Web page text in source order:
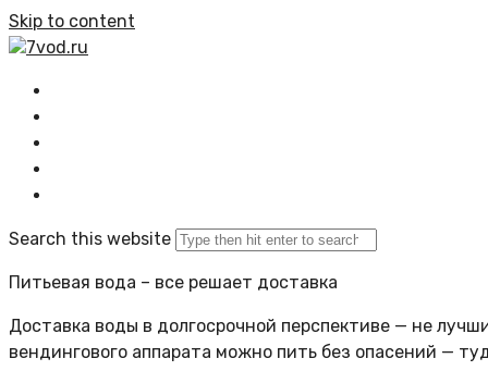
Skip to content
7vod.ru
Search this website
Питьевая вода – все решает доставка
Доставка воды в долгосрочной перспективе — не
вендингового аппарата можно пить без опасений —